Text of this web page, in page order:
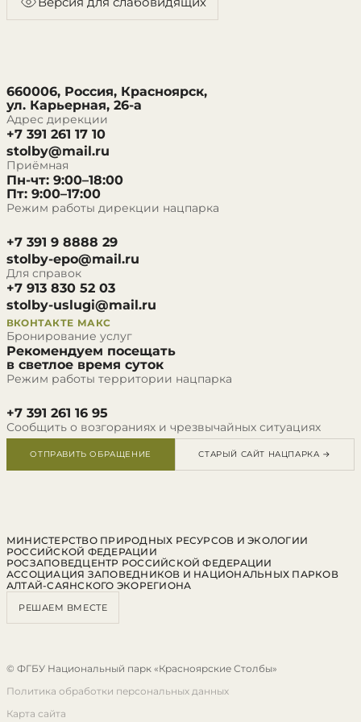
660006, Россия, Красноярск,
ул. Карьерная, 26-а
Адрес дирекции
+7 391 261 17 10
stolby@mail.ru
Приёмная
Пн-чт: 9:00–18:00
Пт: 9:00–17:00
Режим работы дирекции нацпарка
+7 391 9 8888 29
stolby-epo@mail.ru
Для справок
+7 913 830 52 03
stolby-uslugi@mail.ru
ВКОНТАКТЕ МАКС
Бронирование услуг
Рекомендуем посещать
в светлое время суток
Режим работы территории нацпарка
+7 391 261 16 95
Сообщить о возгораниях и чрезвычайных ситуациях
ОТПРАВИТЬ ОБРАЩЕНИЕ СТАРЫЙ САЙТ НАЦПАРКА →
МИНИСТЕРСТВО ПРИРОДНЫХ РЕСУРСОВ И ЭКОЛОГИИ
РОССИЙСКОЙ ФЕДЕРАЦИИ
РОСЗАПОВЕДЦЕНТР РОССИЙСКОЙ ФЕДЕРАЦИИ
АССОЦИАЦИЯ ЗАПОВЕДНИКОВ И НАЦИОНАЛЬНЫХ ПАРКОВ
АЛТАЙ-САЯНСКОГО ЭКОРЕГИОНА
РЕШАЕМ ВМЕСТЕ
© ФГБУ Национальный парк «Красноярские Столбы»
Политика обработки персональных данных
Карта сайта